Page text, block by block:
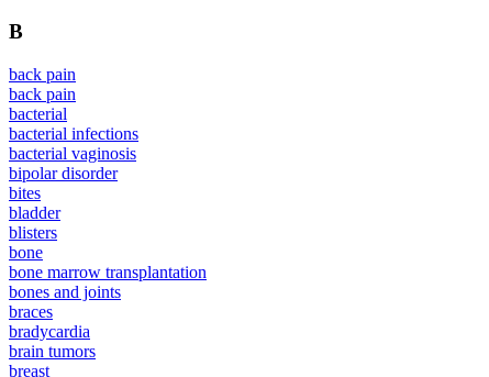
B
back pain
back pain
bacterial
bacterial infections
bacterial vaginosis
bipolar disorder
bites
bladder
blisters
bone
bone marrow transplantation
bones and joints
braces
bradycardia
brain tumors
breast